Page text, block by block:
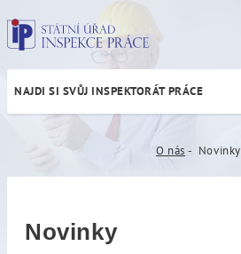
Novinky
NAJDI SI SVŮJ INSPEKTORÁT PRÁCE
O nás Novinky
Novinky